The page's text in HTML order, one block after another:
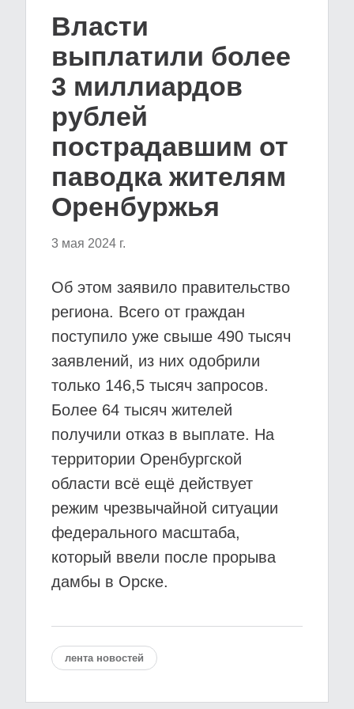
Власти
выплатили более
3 миллиардов
рублей
пострадавшим от
паводка жителям
Оренбуржья
3 мая 2024 г.
Об этом заявило правительство
региона. Всего от граждан
поступило уже свыше 490 тысяч
заявлений, из них одобрили
только 146,5 тысяч запросов.
Более 64 тысяч жителей
получили отказ в выплате. На
территории Оренбургской
области всё ещё действует
режим чрезвычайной ситуации
федерального масштаба,
который ввели после прорыва
дамбы в Орске.
лента новостей